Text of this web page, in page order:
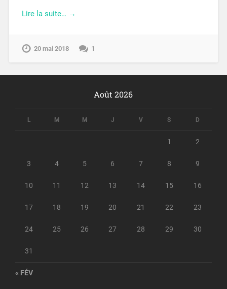
Lire la suite… →
20 mai 2018 1
Août 2026
L M M J V S D
1 2
3 4 5 6 7 8 9
10 11 12 13 14 15 16
17 18 19 20 21 22 23
24 25 26 27 28 29 30
31
« FÉV